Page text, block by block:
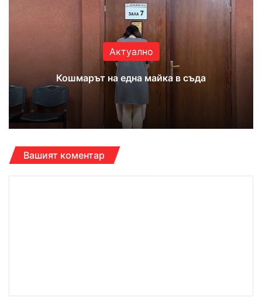
Актуално
Кошмарът на една майка в съда
Вашият коментар